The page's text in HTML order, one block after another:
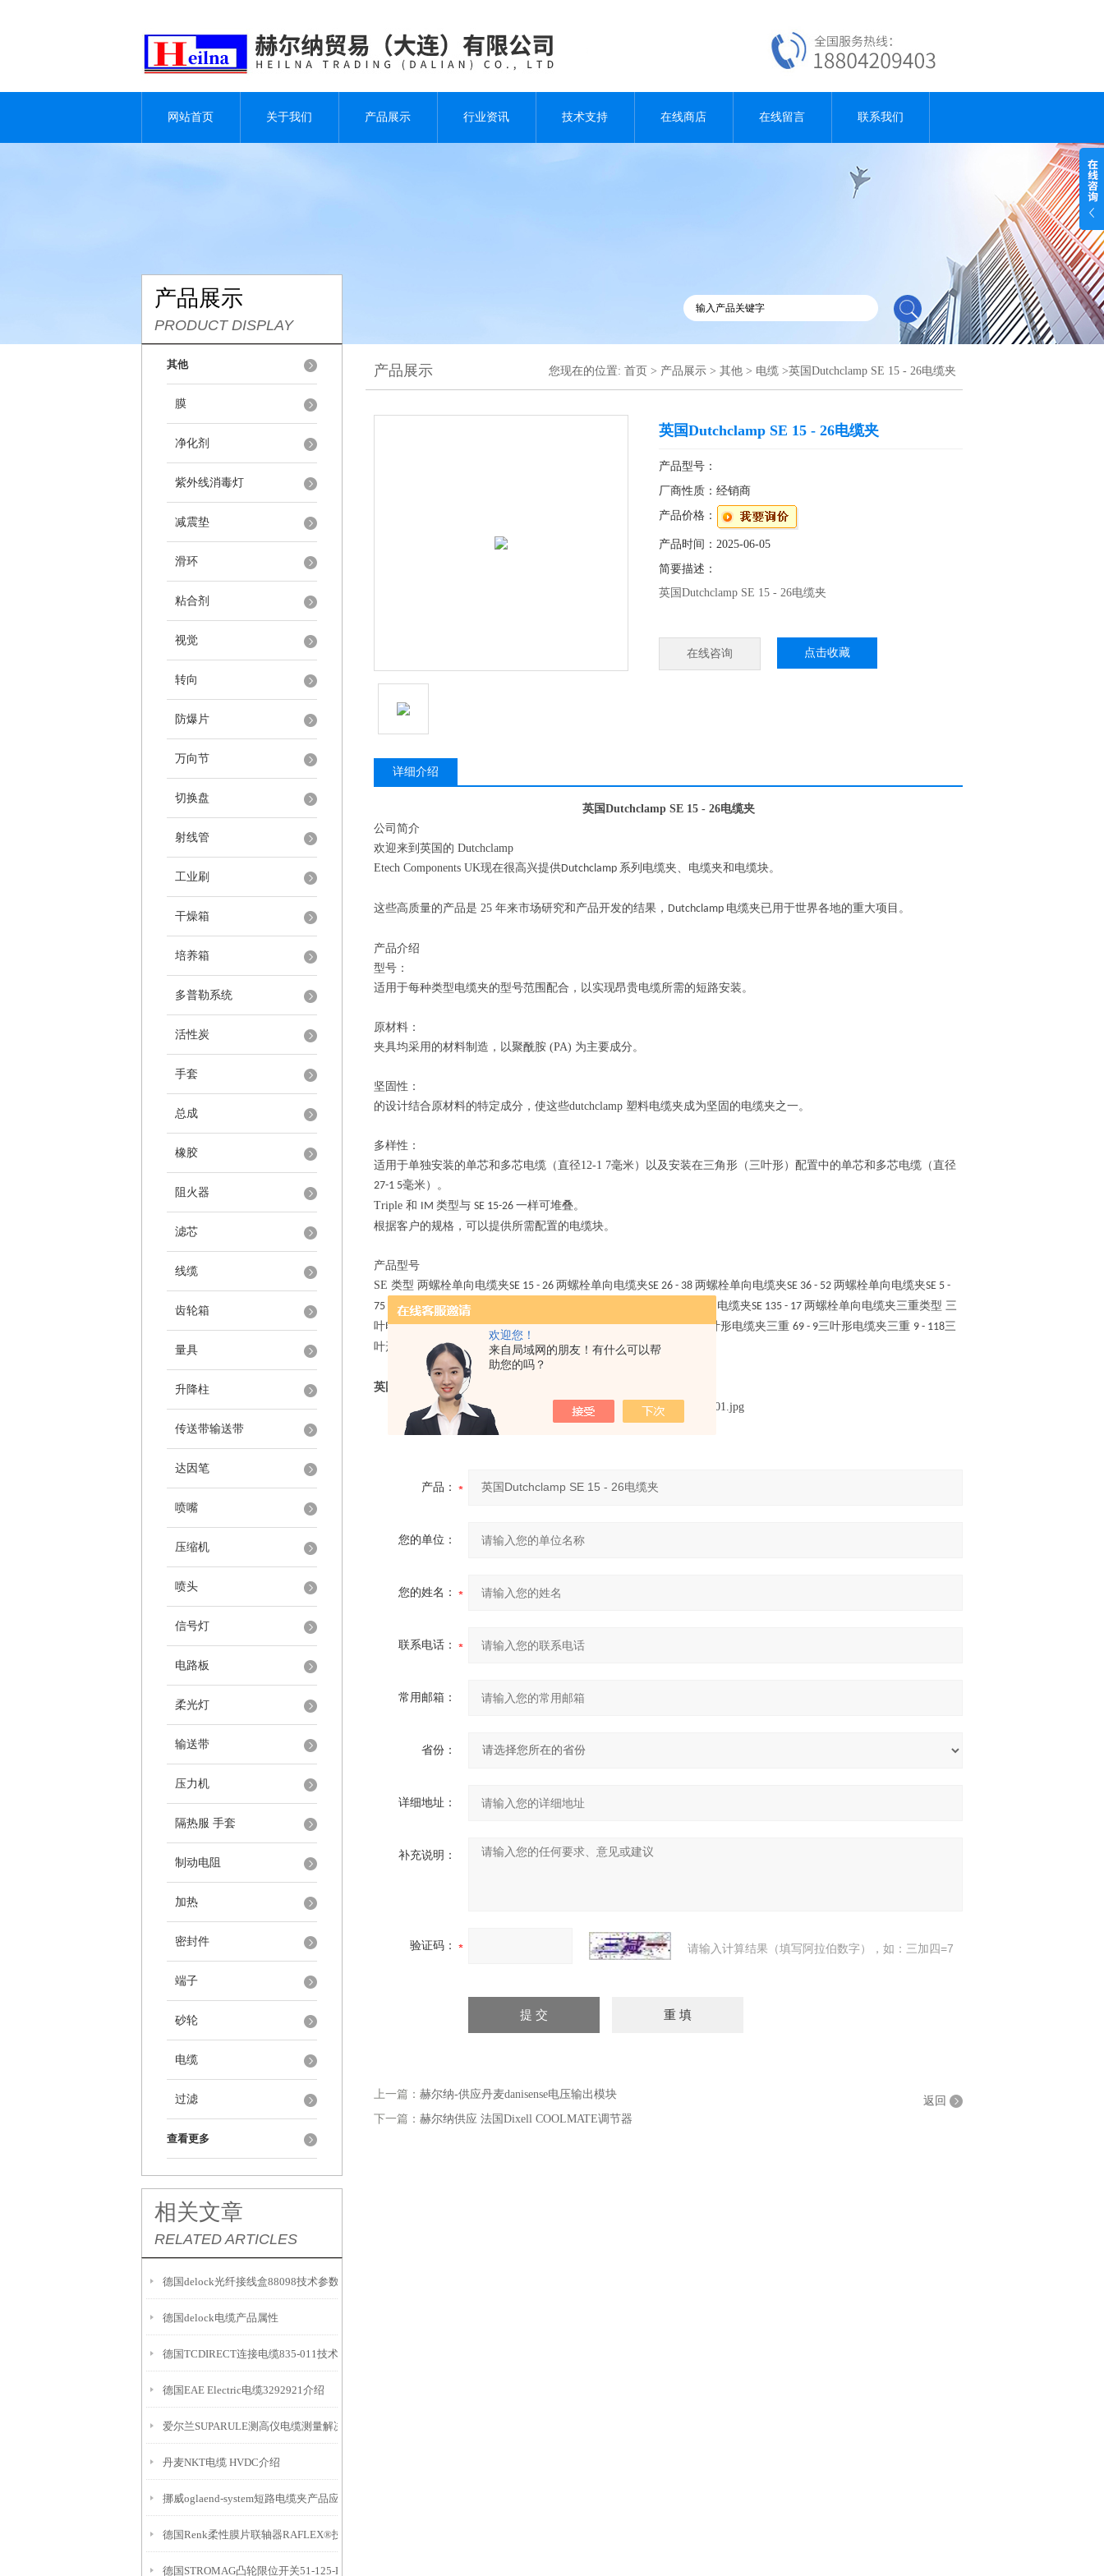
欢迎您！
来自局域网的朋友！有什么可以帮
助您的吗？
网站首页 关于我们 产品展示 行业资讯 技术支持 在线商店 在线留言 联系我们
产品展示
PRODUCT DISPLAY
其他
膜
净化剂
紫外线消毒灯
减震垫
滑环
粘合剂
视觉
转向
防爆片
万向节
切换盘
射线管
工业刷
干燥箱
培养箱
多普勒系统
活性炭
手套
总成
橡胶
阻火器
滤芯
线缆
齿轮箱
量具
升降柱
传送带输送带
达因笔
喷嘴
压缩机
喷头
信号灯
电路板
柔光灯
输送带
压力机
隔热服 手套
制动电阻
加热
密封件
端子
砂轮
电缆
过滤
查看更多
相关文章
RELATED ARTICLES
德国delock光纤接线盒88098技术参数
德国delock电缆产品属性
德国TCDIRECT连接电缆835-011技术参数
德国EAE Electric电缆3292921介绍
爱尔兰SUPARULE测高仪电缆测量解决方案
丹麦NKT电缆 HVDC介绍
挪威oglaend-system短路电缆夹产品应用
德国Renk柔性膜片联轴器RAFLEX®技术参数
德国STROMAG凸轮限位开关51-125-BC0Z-299P介绍
产品展示 您现在的位置: 首页 > 产品展示 > 其他 > 电缆 >英国Dutchclamp SE 15 - 26电缆夹
英国Dutchclamp SE 15 - 26电缆夹
产品型号：
厂商性质：经销商
产品价格：
产品时间：2025-06-05
简要描述：
英国Dutchclamp SE 15 - 26电缆夹
欢迎来到英国的 Dutchclamp
在线咨询 点击收藏
详细介绍
英国Dutchclamp SE 15 - 26电缆夹
公司简介
欢迎来到英国的 Dutchclamp
Etech Components UK现在很高兴提供Dutchclamp 系列电缆夹、电缆夹和电缆块。
这些高质量的产品是 25 年来市场研究和产品开发的结果， Dutchclamp 电缆夹已用于世界各地的重大项目。
产品介绍
型号：
适用于每种类型电缆夹的型号范围配合，以实现昂贵电缆所需的短路安装。
原材料：
夹具均采用的材料制造，以聚酰胺 (PA) 为主要成分。
坚固性：
的设计结合原材料的特定成分，使这些dutchclamp 塑料电缆夹成为坚固的电缆夹之一。
多样性：
适用于单独安装的单芯和多芯电缆（直径12-1 7毫米）以及安装在三角形（三叶形）配置中的单芯和多芯电缆（直径
27-1 5毫米）。
Triple 和 IM 类型与 SE 15-26 一样可堆叠。
根据客户的规格，可以提供所需配置的电缆块。
产品型号
SE 类型 两螺栓单向电缆夹SE 15 - 26 两螺栓单向电缆夹SE 26 - 38 两螺栓单向电缆夹SE 36 - 52 两螺栓单向电缆夹SE 5 -
75
两螺栓单向电缆夹 两螺栓单向电缆夹SE 135 - 17 两螺栓单向电缆夹三重类型 三
叶电缆夹三重27 - 38三叶电缆夹三重38 - 51三叶电缆夹51 -三69三叶形电缆夹三重 69 - 9三叶形电缆夹三重 9 - 118三
叶形电缆夹三重118 - 15三叶形电缆夹Unifix IM电缆传输
英国Dutchclamp SE 15 - 26电缆夹
产品：
您的单位：
您的姓名：
联系电话：
常用邮箱：
省份：
详细地址：
补充说明：
验证码： 请输入计算结果（填写阿拉伯数字），如：三加四=7
上一篇： 赫尔纳-供应丹麦danisense电压输出模块
下一篇： 赫尔纳供应 法国Dixell COOLMATE调节器
返回